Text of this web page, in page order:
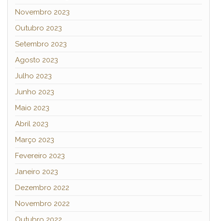
Novembro 2023
Outubro 2023
Setembro 2023
Agosto 2023
Julho 2023
Junho 2023
Maio 2023
Abril 2023
Março 2023
Fevereiro 2023
Janeiro 2023
Dezembro 2022
Novembro 2022